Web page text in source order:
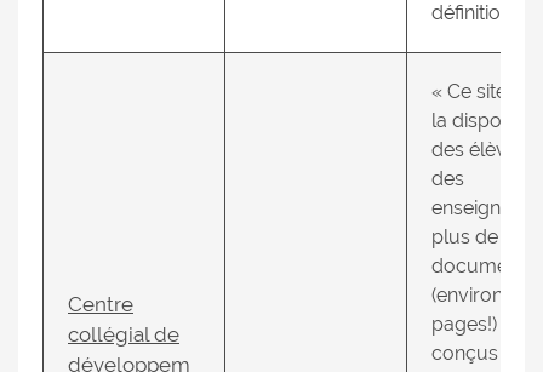
définitions. »
Centre
collégial de
développem
« Ce site
la
des élèves
des
enseignants
plus de 1100
documents
(environ
pages!)
conçus par